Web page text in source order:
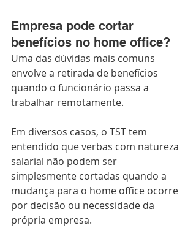
Empresa pode cortar
benefícios no home office?
Uma das dúvidas mais comuns
envolve a retirada de benefícios
quando o funcionário passa a
trabalhar remotamente.
Em diversos casos, o TST tem
entendido que verbas com natureza
salarial não podem ser
simplesmente cortadas quando a
mudança para o home office ocorre
por decisão ou necessidade da
própria empresa.